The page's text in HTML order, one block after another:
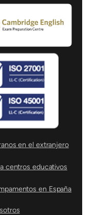
en el extranjero
centros educativos
en España